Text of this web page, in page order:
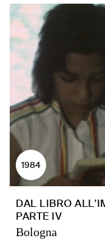
1984
DAL LIBRO
PARTE IV
Bologna